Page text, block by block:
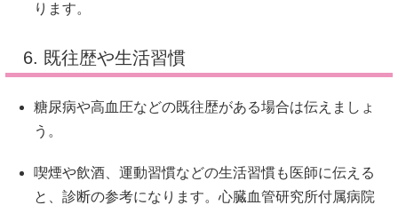
ります。
6. 既往歴や生活習慣
糖尿病や高血圧などの既往歴がある場合は伝えましょ
う。
喫煙や飲酒、運動習慣などの生活習慣も医師に伝える
と、診断の参考になります。 心臓血管研究所付属病院